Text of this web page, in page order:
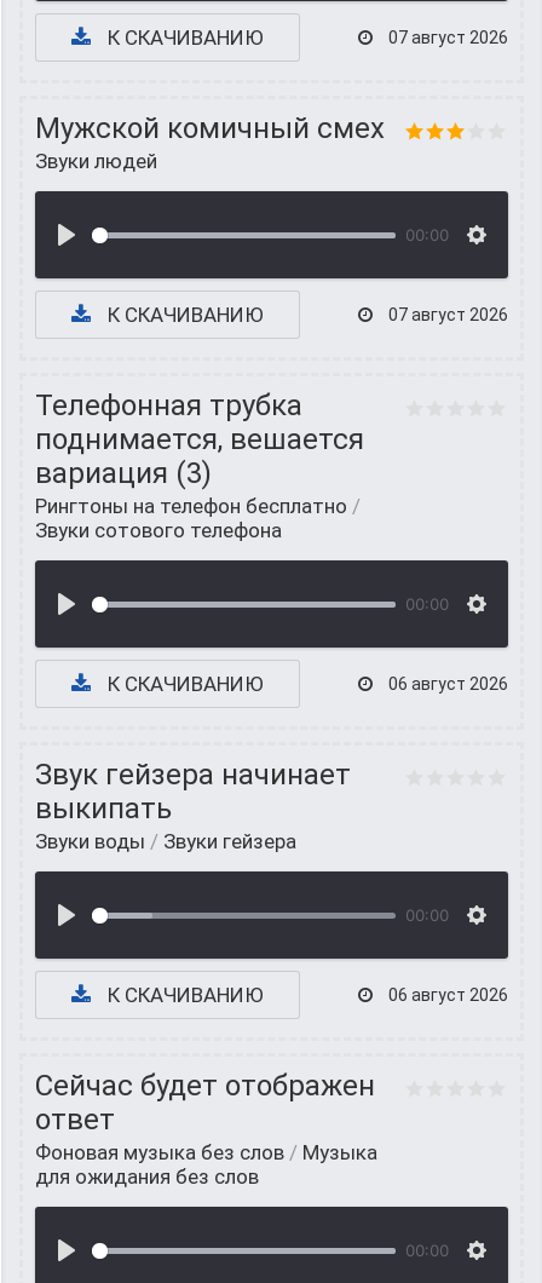
К СКАЧИВАНИЮ 07 август 2026
Мужской комичный смех
Звуки людей
00:00
К СКАЧИВАНИЮ 07 август 2026
Телефонная трубка
поднимается, вешается
вариация (3)
Рингтоны на телефон бесплатно /
Звуки сотового телефона
00:00
К СКАЧИВАНИЮ 06 август 2026
Звук гейзера начинает
выкипать
Звуки воды / Звуки гейзера
00:00
К СКАЧИВАНИЮ 06 август 2026
Сейчас будет отображен
ответ
Фоновая музыка без слов / Музыка
для ожидания без слов
00:00